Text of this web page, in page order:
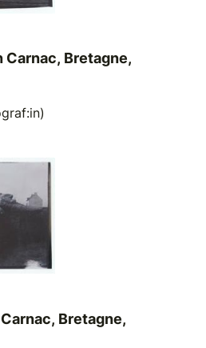
Bretagne,
Bretagne,